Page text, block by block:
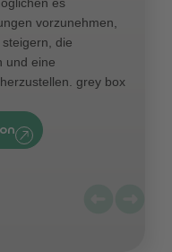
vorzunehmen,
die
und eine
grey box